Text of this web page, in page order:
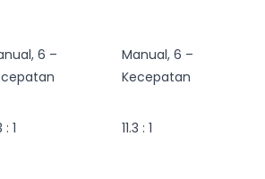
6 –
Manual, 6 –
Kecepatan
: 1 11.3 : 1